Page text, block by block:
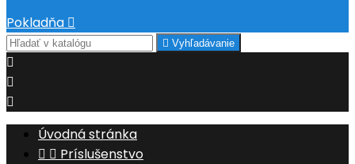
Pokladňa 
 Vyhľadávanie



Úvodná stránka
  Príslušenstvo